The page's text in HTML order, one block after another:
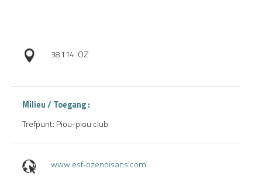
38114 OZ
Milieu / Toegang :
Trefpunt: Piou-piou club
www.esf-ozenoisans.com